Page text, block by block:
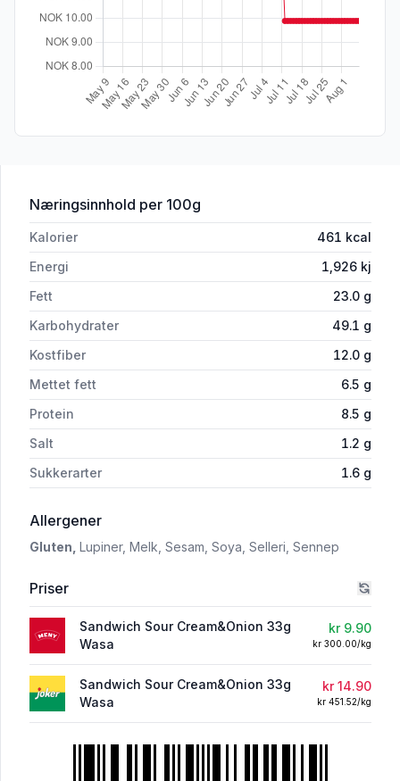
Næringsinnhold for 'Wasa Sandwich Sourcream &
per 100g
Kalorier 461 kcal
Energi
1,926 kj
Fett
23.0 g
Karbohydrater
49.1 g
Kostfiber
12.0 g
Mettet fett
6.5 g
Protein
8.5 g
Salt
1.2 g
Sukkerarter
1.6 g
Allergeneri 'Wasa Sandwich Sourcream & Onion 33g'
Gluten, Lupiner, Melk, Sesam, Soya, Selleri, Sennep
Priser
Sandwich Sour Cream&Onion 33g
Wasa
kr 9.90
kr 300.00/kg
Sandwich Sour Cream&Onion 33g
Wasa
kr 14.90
kr 451.52/kg